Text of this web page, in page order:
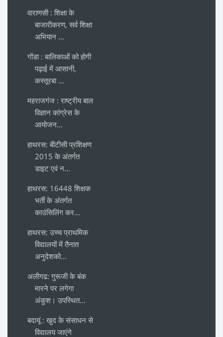
वाराणसी : शिक्षा के
बाजारीकरण, सर्व शिक्षा
अभियान ...
गोंडा : बालिकाओं को होगी
पढ़ाई में आसानी,
कस्तूरबा ...
महराजगंज : राष्ट्रीय बाल
विज्ञान कांग्रेस के
आयोजन...
हाथरस: बीटीसी प्रशिक्षण
2015 के अंतर्गत
डाइट एवं न...
हाथरस: 16448 शिक्षक
भर्ती के अंतर्गत
काउंसिलिंग कर...
हाथरस: उच्च प्राथमिक
विद्यालयों में तैनात
अनुदेशको...
अलीगढ: गुरूजी के बंक
मारने पर लगेगा
अंकुश। उपस्थित...
बदायूं : खुद के संसाधन से
विद्यालय जाएंगे